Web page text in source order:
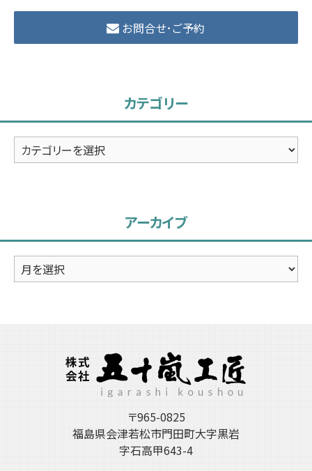
お問合せ･ご予約
カテゴリー
カ
テ
アーカイブ
ア
ー
〒965-0825
福島県会津若松市門田町大字黒岩
字石高甲643-4